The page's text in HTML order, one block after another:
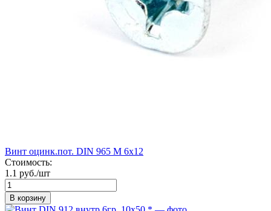
Винт оцинк.пот. DIN 965 М 6х12
Стоимость:
1.1 руб./шт
В корзину